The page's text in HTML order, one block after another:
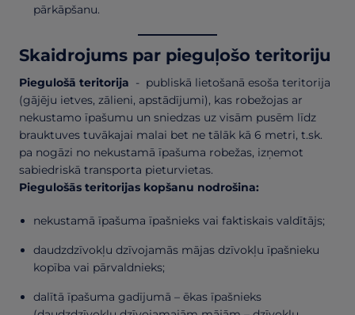
pārkāpšanu.
Skaidrojums par pieguļošo teritoriju
Piegulošā teritorija - publiskā lietošanā esoša teritorija
(gājēju ietves, zālieni, apstādījumi), kas robežojas ar
nekustamo īpašumu un sniedzas uz visām pusēm līdz
brauktuves tuvākajai malai bet ne tālāk kā 6 metri, t.sk.
pa nogāzi no nekustamā īpašuma robežas, izņemot
sabiedriskā transporta pieturvietas.
Piegulošās teritorijas kopšanu nodrošina:
nekustamā īpašuma īpašnieks vai faktiskais valdītājs;
daudzdzīvokļu dzīvojamās mājas dzīvokļu īpašnieku
kopība vai pārvaldnieks;
dalītā īpašuma gadījumā – ēkas īpašnieks